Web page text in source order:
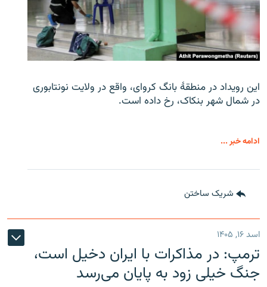
این رویداد در منطقۀ بانگ کروای، واقع در ولایت نونتابوری
در شمال شهر بنکاک، رخ داده است.
ادامه خبر ...
شریک ساختن
اسد ۱۶, ۱۴۰۵
ترمپ: در مذاکرات با ایران دخیل است،
جنگ خیلی زود به پایان می‌رسد